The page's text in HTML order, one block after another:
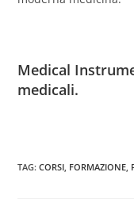
Medical
medicali.
TAG:CORSI FORMAZIONE